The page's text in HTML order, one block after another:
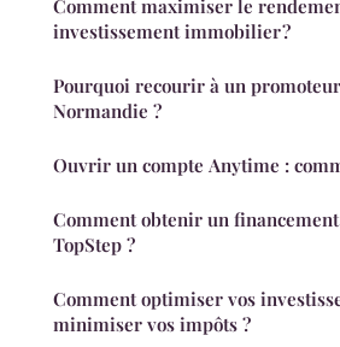
Comment maximiser le
investissement immobilier ?
Pourquoi recourir à un
Normandie ?
Ouvrir un compte Anytime :
Comment obtenir un
TopStep ?
Comment optimiser vos
minimiser vos impôts ?